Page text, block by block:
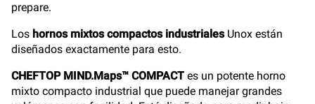
prepare.
Los hornos mixtos compactos industrialesUnox están
diseñados exactamente para esto.
CHEFTOP MIND.Maps™ COMPACT es un potente horno
mixto compacto industrial que puede manejar grandes